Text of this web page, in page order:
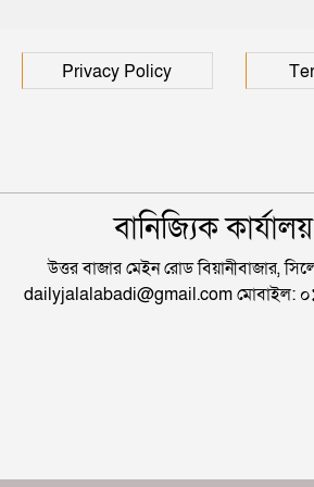
Privacy Policy
বানিজ্যিক
উত্তর বাজার মেইন রোড বিয়ানীবাজার,
dailyjalalabadi@gmail.com মোবাইল: